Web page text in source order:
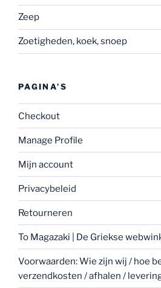
Zeep
Zoetigheden, koek, snoep
PAGINA’S
Checkout
Manage Profile
Mijn account
Privacybeleid
Retourneren
To Magazaki | De Griekse
Voorwaarden: Wie zijn wij / hoe
verzendkosten / afhalen /